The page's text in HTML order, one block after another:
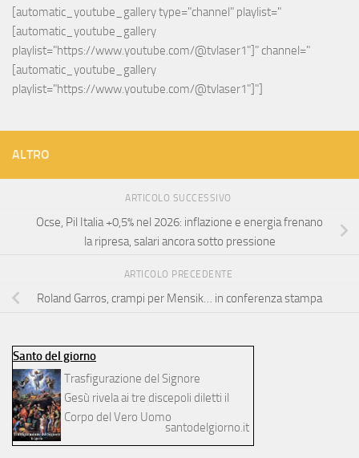
[automatic_youtube_gallery type="channel" playlist="
[automatic_youtube_gallery
playlist="https://www.youtube.com/@tvlaser1"]" channel="
[automatic_youtube_gallery
playlist="https://www.youtube.com/@tvlaser1"]"]
ALTRO
ARTICOLO SUCCESSIVO
Ocse, Pil Italia +0,5% nel 2026: inflazione e energia frenano
la ripresa, salari ancora sotto pressione
ARTICOLO PRECEDENTE
Roland Garros, crampi per Mensik… in conferenza stampa
Santo del giorno
Trasfigurazione del Signore
Gesù rivela ai tre discepoli diletti il
Corpo del Vero Uomo
santodelgiorno.it